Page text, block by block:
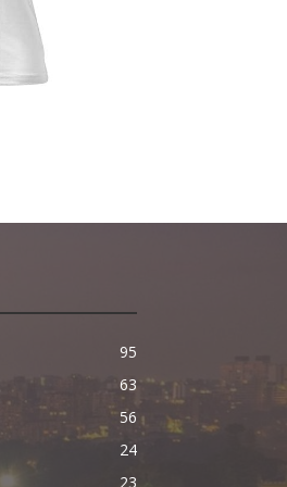
95
63
56
24
23